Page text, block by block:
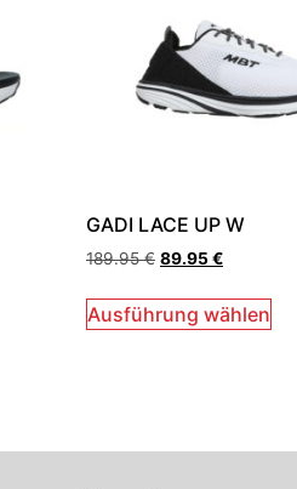
GADI LACE UP W
189.95€ 89.95€
Ausführung wählen